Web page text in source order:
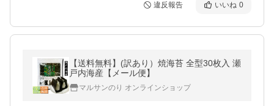
違反報告 いいね 0
【送料無料】(訳あり）焼海苔 全型30枚入 瀬
戸内海産【メール便】
マルサンのり オンラインショップ